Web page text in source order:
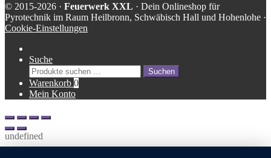
© 2015-2026 · Feuerwerk XXL · Dein Onlineshop für
Pyrotechnik im Raum Heilbronn, Schwäbisch Hall und Hohenlohe ·
Cookie-Einstellungen
Suche
Suche
nach:
Suchen
Warenkorb 0
Mein Konto
undefined